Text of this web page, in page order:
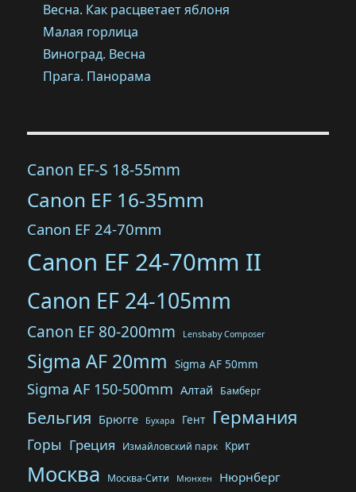
Весна. Как расцветает яблоня
Малая горлица
Виноград. Весна
Прага. Панорама
Canon EF-S 18-55mm
Canon EF 16-35mm
Canon EF 24-70mm
Canon EF 24-70mm II
Canon EF 24-105mm
Canon EF 80-200mm Lensbaby Composer
Sigma AF 20mm Sigma AF 50mm
Sigma AF 150-500mm Алтай Бамберг
Бельгия Брюгге Бухара Гент Германия
Горы Греция Измайловский парк Крит
Москва Москва-Сити Мюнхен Нюрнберг